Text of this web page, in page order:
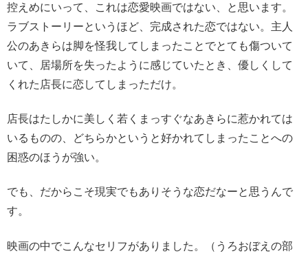
控えめにいって、これは恋愛映画ではない、と思います。
ラブストーリーというほど、完成された恋ではない。主人
公のあきらは脚を怪我してしまったことでとても傷ついて
いて、居場所を失ったように感じていたとき、優しくして
くれた店長に恋してしまっただけ。
店長はたしかに美しく若くまっすぐなあきらに惹かれては
いるものの、どちらかというと好かれてしまったことへの
困惑のほうが強い。
でも、だからこそ現実でもありそうな恋だなーと思うんで
す。
映画の中でこんなセリフがありました。（うろおぼえの部